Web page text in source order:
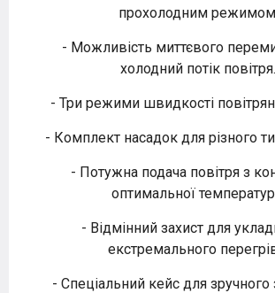
прохолодним
- Можливість миттєвого
холодний потік повітря.
- Три режими швидкості
- Комплект насадок для різного
- Потужна подача повітря з
оптимальної
- Відмінний захист для
екстремального
- Спеціальний кейс для зручного